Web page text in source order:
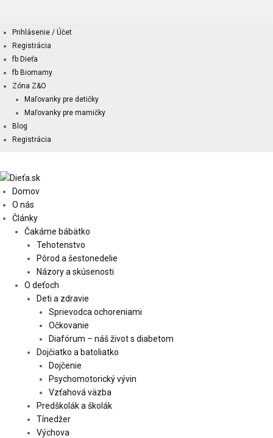
Prihlásenie / Účet
Registrácia
fb Dieťa
fb Biomamy
Zóna Z&O
Maľovanky pre detičky
Maľovanky pre mamičky
Blog
Registrácia
Domov
O nás
Články
Čakáme bábätko
Tehotenstvo
Pôrod a šestonedelie
Názory a skúsenosti
O deťoch
Deti a zdravie
Sprievodca ochoreniami
Očkovanie
Diafórum – náš život s diabetom
Dojčiatko a batoliatko
Dojčenie
Psychomotorický vývin
Vzťahová väzba
Predškolák a školák
Tínedžer
Výchova